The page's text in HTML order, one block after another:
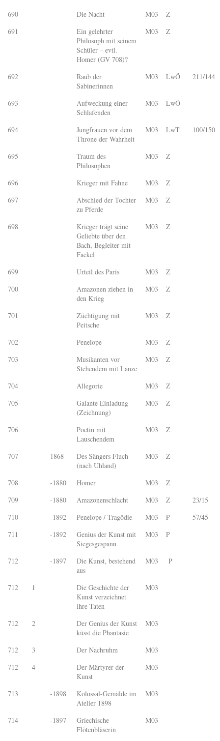
690
Die Nacht M03
Z
691
Ein gelehrter
Philosoph mit seinem
Schüler – evtl.
Homer (GV 708)?
M03 Z
692
Raub der
Sabinerinnen
M03 LwÖ 211/144
693
Aufweckung einer
Schlafenden
M03 LwÖ
694
Jungfrauen vor dem
Throne der Wahrheit
M03 LwT 100/150
695
Traum des
Philosophen
M03 Z
696 Krieger mit Fahne M03
Z
697
Abschied der Tochter
zu Pferde
M03 Z
698
Krieger trägt seine
Geliebte über den
Bach, Begleiter mit
Fackel
M03 Z
699 Urteil des Paris M03
Z
700
Amazonen ziehen in
den Krieg
M03 Z
701
Züchtigung mit
Peitsche
M03 Z
702 Penelope M03
Z
703
Musikanten vor
Stehendem mit Lanze
M03 Z
704 Allegorie M03
Z
705
Galante Einladung
(Zeichnung)
M03 Z
706
Poetin mit
Lauschendem
M03 Z
707 1868
Des Sängers Fluch
(nach Uhland)
M03 Z
708 -1880 Homer M03
Z
709
-1880 Amazonenschlacht M03 Z
23/15
710
-1892 Penelope / Tragödie M03 P
57/45
711
-1892
Genius der Kunst mit
Siegesgespann
M03 P
712 -1897
Die Kunst, bestehend
aus
M03 P
712 1
Die Geschichte der
Kunst verzeichnet
ihre Taten
M03
712 2
Der Genius der Kunst
küsst die Phantasie
M03
712 3 Der Nachruhm
M03
712
4
Der Märtyrer der
Kunst
M03
713 -1898
Kolossal-Gemälde im
Atelier 1898
M03
714 -1897
Griechische
Flötenbläserin
M03